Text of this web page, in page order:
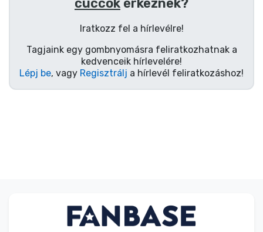
cuccok érkeznek?
Iratkozz fel a hírlevélre!
Tagjaink egy gombnyomásra feliratkozhatnak a
kedvenceik hírlevelére!
Lépj be, vagy Regisztrálj a hírlevél feliratkozáshoz!
Mesés cuccok
Animés cuccok
Terméktípusok